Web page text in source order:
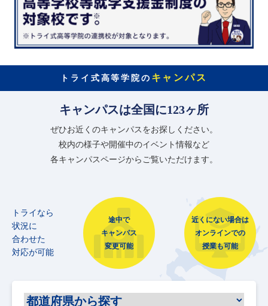
トライ式高等学院の キャンパス
キャンパスは全国に123ヶ所
ぜひお近くのキャンパスをお探しください。
校内の様子や開催中のイベント情報など
各キャンパスページからご覧いただけます。
トライなら
状況に
合わせた
対応が可能
途中で
キャンパス
変更可能
近くにない場合は
オンラインでの
授業も可能